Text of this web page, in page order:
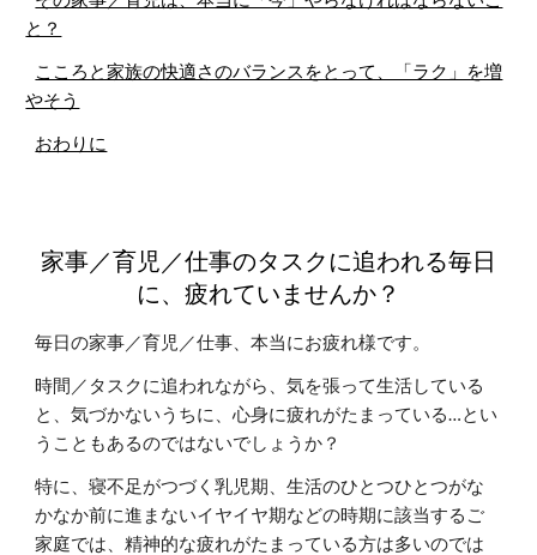
と？
こころと家族の快適さのバランスをとって、「ラク」を増
やそう
おわりに
家事／育児／仕事のタスクに追われる毎日
に、疲れていませんか？
毎日の家事／育児／仕事、本当にお疲れ様です。
時間／タスクに追われながら、気を張って生活している
と、気づかないうちに、心身に疲れがたまっている…とい
うこともあるのではないでしょうか？
特に、寝不足がつづく乳児期、生活のひとつひとつがな
かなか前に進まないイヤイヤ期などの時期に該当するご
家庭では、精神的な疲れがたまっている方は多いのでは